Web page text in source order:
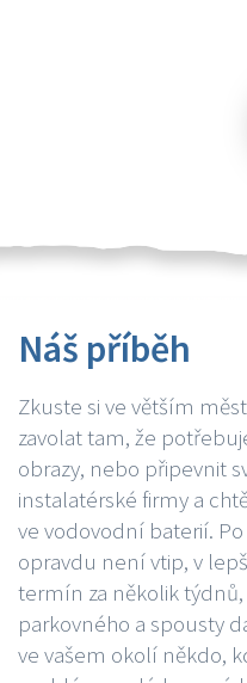
Náš příběh
Zkuste si ve větším
zavolat tam, že
obrazy, nebo připevnit
instalatérské firmy a
ve vodovodní baterií.
opravdu není vtip, v
termín za několik
parkovného a spousty
ve vašem okolí někdo,